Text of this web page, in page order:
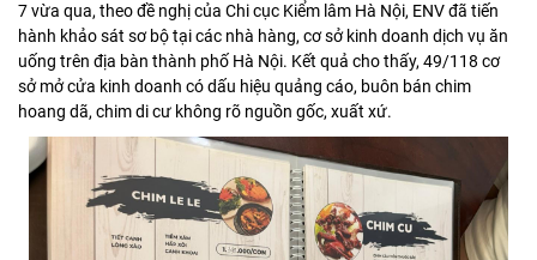
7 vừa qua, theo đề nghị của Chi cục Kiểm lâm Hà Nội, ENV đã tiến
hành khảo sát sơ bộ tại các nhà hàng, cơ sở kinh doanh dịch vụ ăn
uống trên địa bàn thành phố Hà Nội. Kết quả cho thấy, 49/118 cơ
sở mở cửa kinh doanh có dấu hiệu quảng cáo, buôn bán chim
hoang dã, chim di cư không rõ nguồn gốc, xuất xứ.